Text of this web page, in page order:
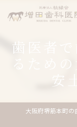
歯医者
るため
安